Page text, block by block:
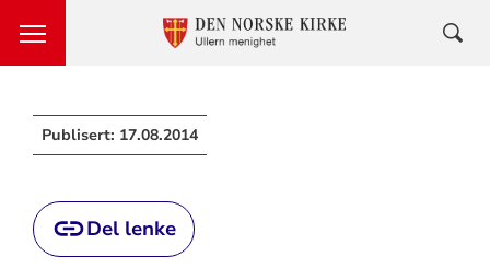
Publisert: 17.08.2014
Del lenke